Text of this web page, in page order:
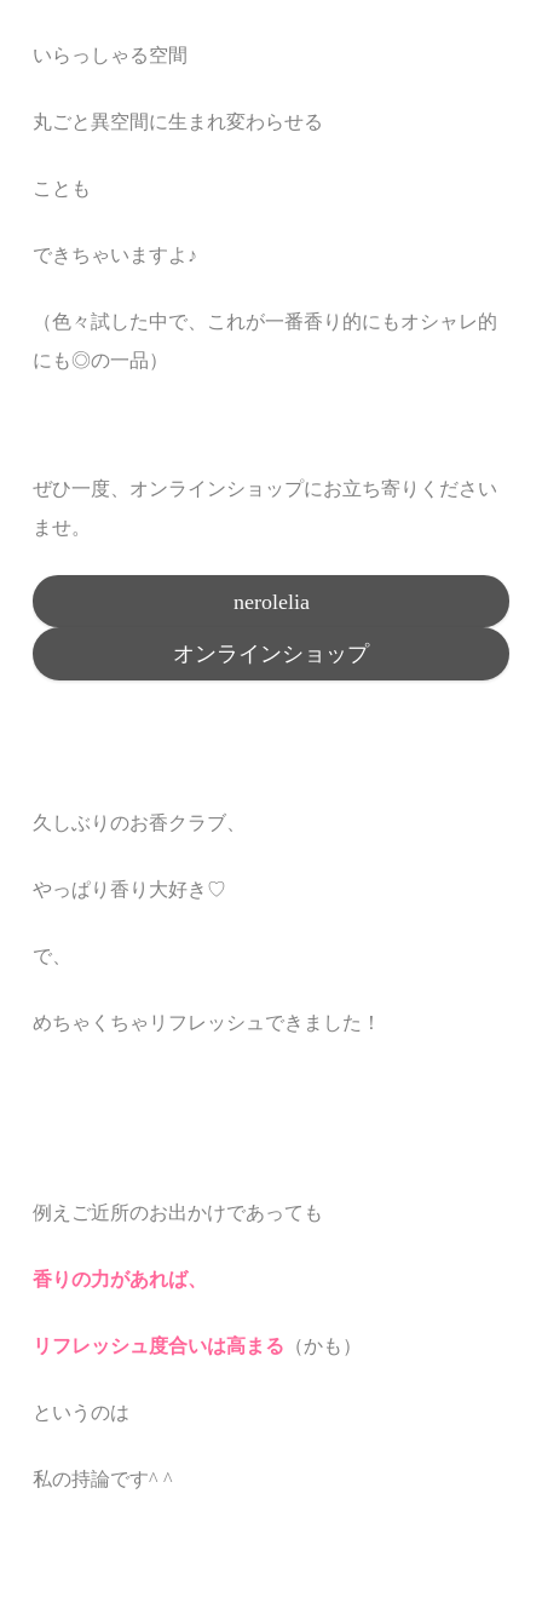
いらっしゃる空間
丸ごと異空間に生まれ変わらせる
ことも
できちゃいますよ ♪
（色々試した中で、これが一番香り的にもオシャレ的
にも◎の一品）
ぜひ一度、オンラインショップにお立ち寄りください
ませ。
nerolelia
オンラインショップ
久しぶりのお香クラブ、
やっぱり香り大好き♡
で、
めちゃくちゃリフレッシュできました！
例えご近所のお出かけであっても
香りの力があれば、
リフレッシュ度合いは高まる （かも）
というのは
私の持論です^ ^